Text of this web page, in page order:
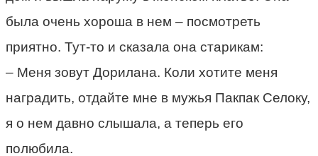
была очень хороша в нем – посмотреть
приятно. Тут-то и сказала она старикам:
– Меня зовут Дорилана. Коли хотите меня
наградить, отдайте мне в мужья Пакпак Селоку,
я о нем давно слышала, а теперь его
полюбила.